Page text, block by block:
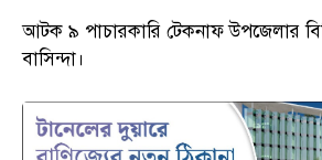
আটক ৯ পাচারকারি টেকনাফ উপজেলার
বাসিন্দা।